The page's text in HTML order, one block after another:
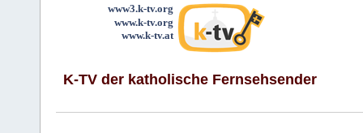
www3.k-tv.org
www.k-tv.org
www.k-tv.at
K-TV der katholische Fernsehsender